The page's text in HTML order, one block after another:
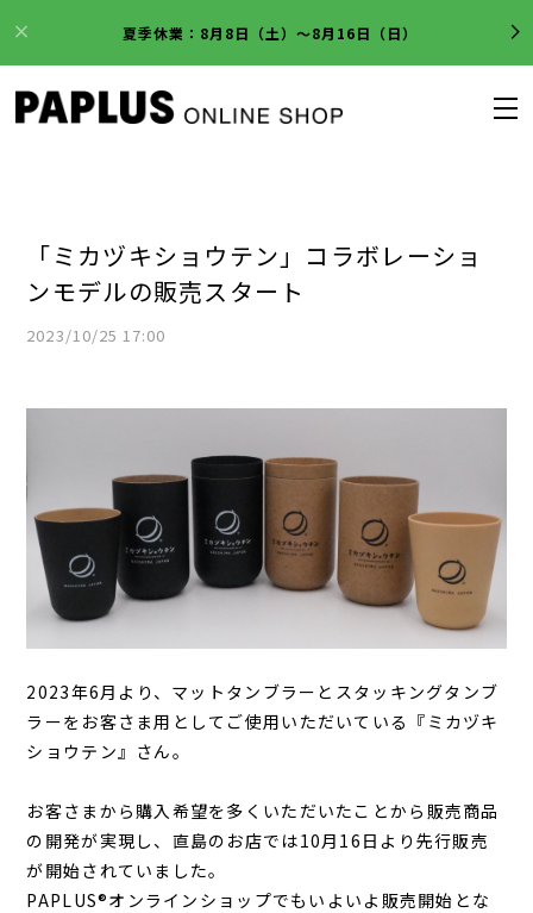
夏季休業：8月8日（土）～8月16日（日）
「ミカヅキショウテン」コラボレーショ
ンモデルの販売スタート
2023/10/25 17:00
2023年6月より、マットタンブラーとスタッキングタンブ
ラーをお客さま用としてご使用いただいている『ミカヅキ
ショウテン』さん。
お客さまから購入希望を多くいただいたことから販売商品
の開発が実現し、直島のお店では10月16日より先行販売
が開始されていました。
PAPLUS®オンラインショップでもいよいよ販売開始とな